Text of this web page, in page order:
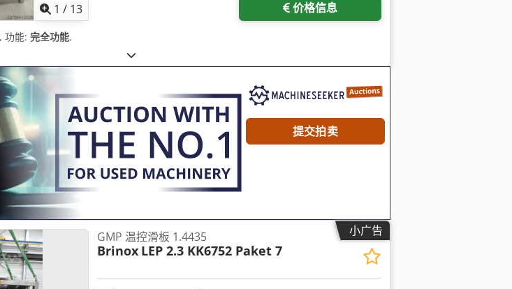
1 / 13 价格信息
, 功能: 完全功能,
提交拍卖
小广告
GMP 温控滑板 1.4435
Brinox LEP 2.3 KK6752 Paket 7